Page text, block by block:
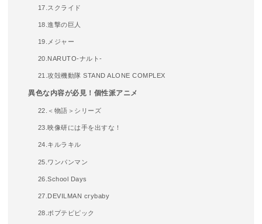
17.スクライド
18.進撃の巨人
19.メジャー
20.NARUTO-ナルト-
21.攻殻機動隊 STAND ALONE COMPLEX
異色な内容が必見！個性派アニメ
22.＜物語＞シリーズ
23.映像研には手を出すな！
24.キルラキル
25.ワンパンマン
26.School Days
27.DEVILMAN crybaby
28.ポプテピピック